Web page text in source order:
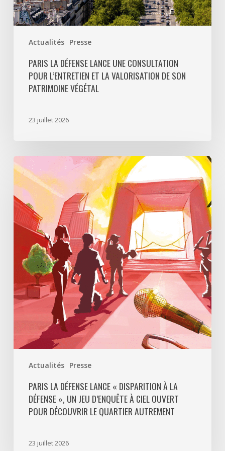
Actualités Presse
patrimoine
végétal
PARIS LA DÉFENSE LANCE UNE CONSULTATION
POUR L’ENTRETIEN ET LA VALORISATION DE SON
PATRIMOINE VÉGÉTAL
23 juillet 2026
Actualités Presse
Paris
La
Défense
lance
«
Disparition
Défense
un
jeu
d’enquête
à
ciel
découvrir
quartier
PARIS LA DÉFENSE LANCE « DISPARITION À LA
DÉFENSE », UN JEU D’ENQUÊTE À CIEL OUVERT
POUR DÉCOUVRIR LE QUARTIER AUTREMENT
23 juillet 2026